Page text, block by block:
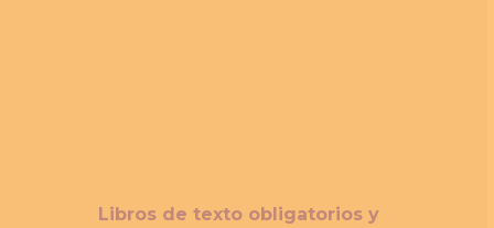
Libros de texto obligatorios y